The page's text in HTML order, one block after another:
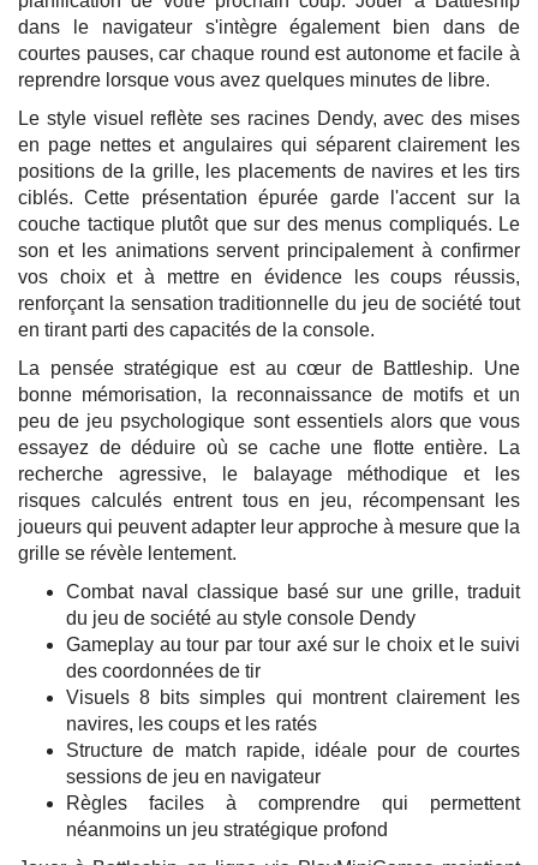
dans le navigateur s'intègre également bien dans de
courtes pauses, car chaque round est autonome et facile à
reprendre lorsque vous avez quelques minutes de libre.
Le style visuel reflète ses racines Dendy, avec des mises
en page nettes et angulaires qui séparent clairement les
positions de la grille, les placements de navires et les tirs
ciblés. Cette présentation épurée garde l'accent sur la
couche tactique plutôt que sur des menus compliqués. Le
son et les animations servent principalement à confirmer
vos choix et à mettre en évidence les coups réussis,
renforçant la sensation traditionnelle du jeu de société tout
en tirant parti des capacités de la console.
La pensée stratégique est au cœur de Battleship. Une
bonne mémorisation, la reconnaissance de motifs et un
peu de jeu psychologique sont essentiels alors que vous
essayez de déduire où se cache une flotte entière. La
recherche agressive, le balayage méthodique et les
risques calculés entrent tous en jeu, récompensant les
joueurs qui peuvent adapter leur approche à mesure que la
grille se révèle lentement.
Combat naval classique basé sur une grille, traduit
du jeu de société au style console Dendy
Gameplay au tour par tour axé sur le choix et le suivi
des coordonnées de tir
Visuels 8 bits simples qui montrent clairement les
navires, les coups et les ratés
Structure de match rapide, idéale pour de courtes
sessions de jeu en navigateur
Règles faciles à comprendre qui permettent
néanmoins un jeu stratégique profond